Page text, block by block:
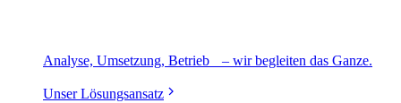
Analyse, Umsetzung, Betrieb – wir begleiten das Ganze.
Unser Lösungsansatz